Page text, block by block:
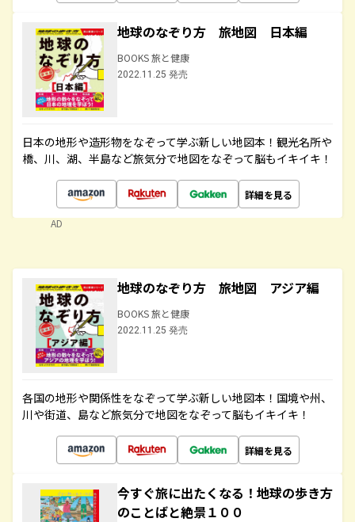
地球のなぞり方 旅地図 日本編
BOOKS 旅と健康
2022.11.25 発売
日本の地形や造形物をなぞって学ぶ新しい地図本！観光名所や
橋、川、湖、半島など旅気分で地図をなぞって脳もイキイキ！
詳細を見る
AD
地球のなぞり方 旅地図 アジア編
BOOKS 旅と健康
2022.11.25 発売
各国の地形や関係性をなぞって学ぶ新しい地図本！国境や州、
川や街道、島など旅気分で地図をなぞって脳もイキイキ！
詳細を見る
今すぐ旅に出たくなる！地球の歩き方
のことばと絶景１００